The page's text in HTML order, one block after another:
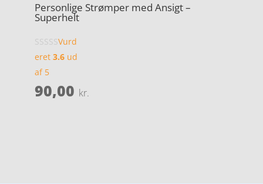
Personlige Strømper med Ansigt –
Superhelt
Vurd
eret 3.6ud
af 5
90,00 kr.